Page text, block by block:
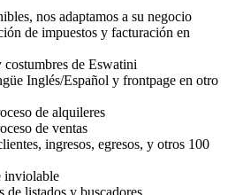
nos adaptamos a su negocio
de impuestos y facturación en
de Eswatini
Inglés/Español y frontpage en otro
de alquileres
de ventas
ingresos, egresos, y otros 100
inviolable
de listados y buscadores